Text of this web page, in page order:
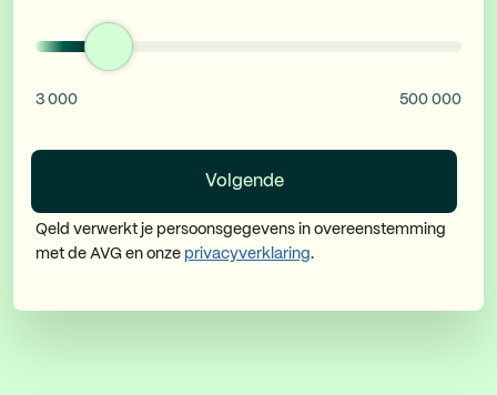
3 000 500 000
Volgende
Qeld verwerkt je persoonsgegevens in overeenstemming
met de AVG en onze privacyverklaring.